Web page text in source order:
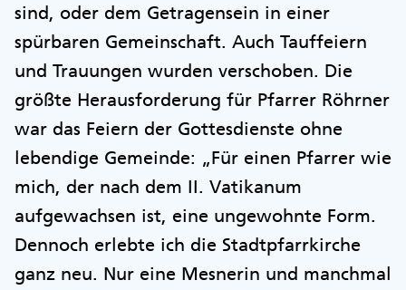
sind, oder dem Getragensein in einer
spürbaren Gemeinschaft. Auch Tauffeiern
und Trauungen wurden verschoben. Die
größte Herausforderung für Pfarrer Röhrner
war das Feiern der Gottesdienste ohne
lebendige Gemeinde: „Für einen Pfarrer wie
mich, der nach dem II. Vatikanum
aufgewachsen ist, eine ungewohnte Form.
Dennoch erlebte ich die Stadtpfarrkirche
ganz neu. Nur eine Mesnerin und manchmal